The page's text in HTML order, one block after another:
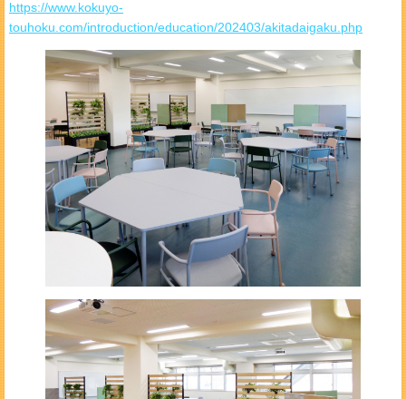
https://www.kokuyo-
touhoku.com/introduction/education/202403/akitadaigaku.php